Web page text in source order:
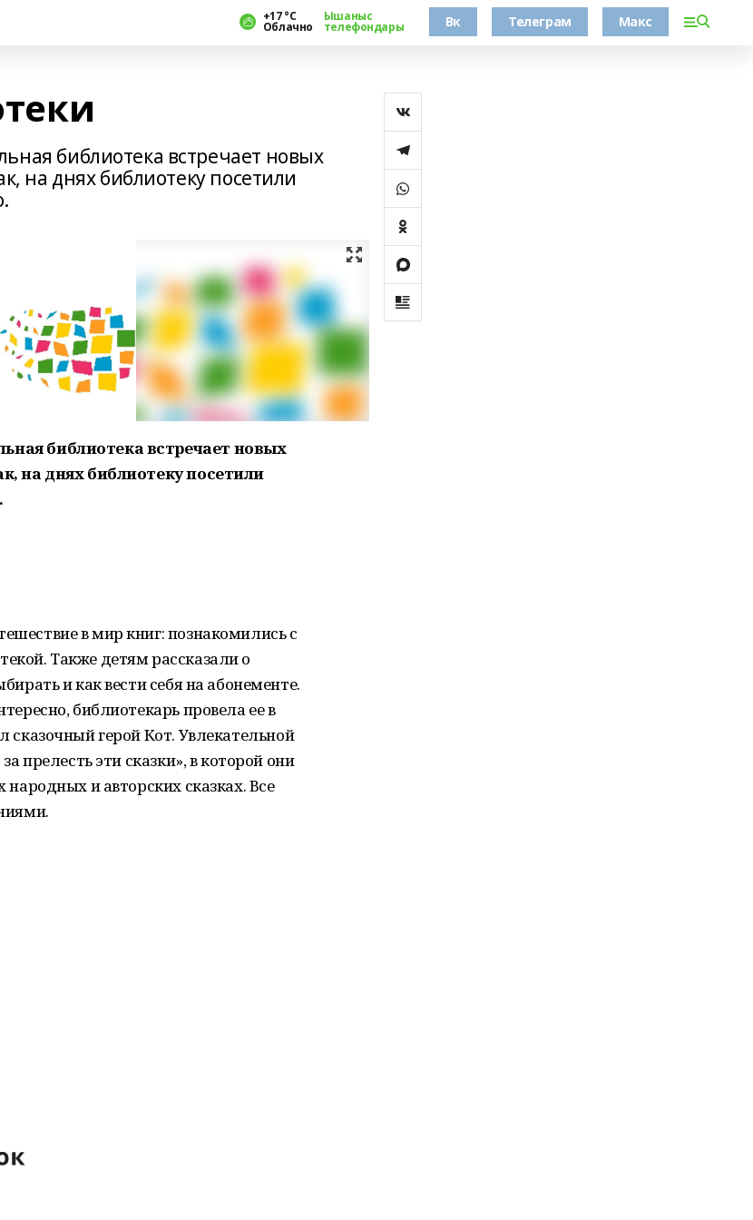
+17 °С
Облачно
Ышаныс
телефондары Вк Телеграм Макс
библиотека встречает новых
на днях библиотеку посетили
библиотека встречает новых
на дняхбиблиотеку посетили
в мир книг: познакомились с
Также детям рассказали о
и как вести себя на абонементе.
библиотекарь провела ее в
герой Кот. Увлекательной
прелесть эти сказки», в которой они
и авторских сказках. Все